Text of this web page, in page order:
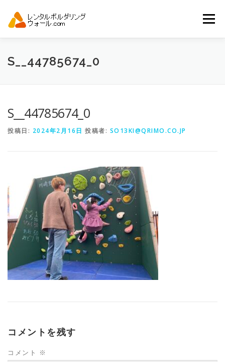
メニュー
トップ 自動見積り
S__44785674_0
S__44785674_0
投稿日: 2024年2月16日 投稿者: SO13KI@QRIMO.CO.JP
コメントを残す
コメント ※